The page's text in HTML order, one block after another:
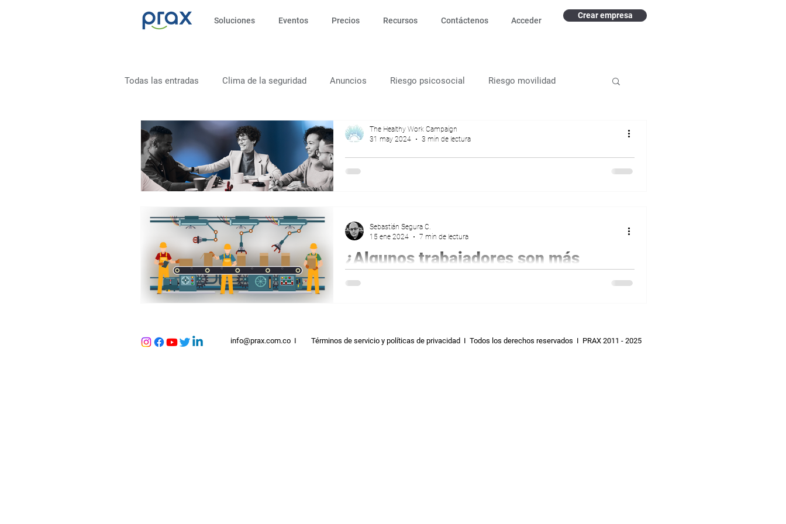
Soluciones Eventos Precios Recursos Contáctenos Acceder
Crear empresa
Todas las entradas Clima de la seguridad Anuncios Riesgo psicosocial Riesgo movilidad
Liderazgo Salud Salud física y mental Crisis Diseño del trabajo
Productividad Clima organizacional Habilidades digitales
¿Cuáles son los 5 principios del
Trabajo Saludable?
discutir
The Healthy Work Campaign
31 may 2024
3 min de lectura
¿Algunos trabajadores son más
propensos a sufrir incidentes o
sufrir incid
Sebastián Segura C.
15 ene 2024
7 min de lectura
info@prax.com.co I Términos de servicio y políticas de privacidad I Todos los derechos reservados I PRAX 2011 - 2025